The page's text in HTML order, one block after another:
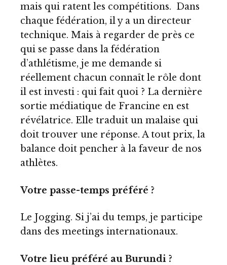
mais qui ratent les compétitions. Dans
chaque fédération, il y a un directeur
technique. Mais à regarder de près ce
qui se passe dans la fédération
d’athlétisme, je me demande si
réellement chacun connaît le rôle dont
il est investi : qui fait quoi ? La dernière
sortie médiatique de Francine en est
révélatrice. Elle traduit un malaise qui
doit trouver une réponse. A tout prix, la
balance doit pencher à la faveur de nos
athlètes.
Votre passe-temps préféré ?
Le Jogging. Si j’ai du temps, je participe
dans des meetings internationaux.
Votre lieu préféré au Burundi ?